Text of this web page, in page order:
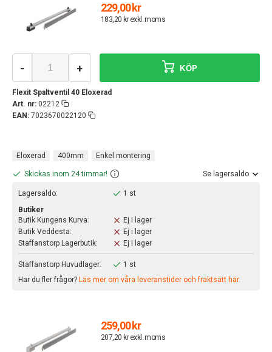
229,00 kr
183,20 kr exkl. moms
Flexit Spaltventil 40 Eloxerad
Art. nr: 02212
EAN: 7023670022120
- + KÖP
Eloxerad 400mm Enkel montering
Skickas inom 24 timmar! Se lagersaldo
Lagersaldo:
1 st
Butiker
Butik Kungens Kurva:
Ej i lager
Butik Veddesta:
Ej i lager
Staffanstorp Lagerbutik:
Ej i lager
Staffanstorp Huvudlager:
1 st
Har du fler frågor? Läs mer om våra leveranstider och fraktsätt här.
259,00 kr
207,20 kr exkl. moms